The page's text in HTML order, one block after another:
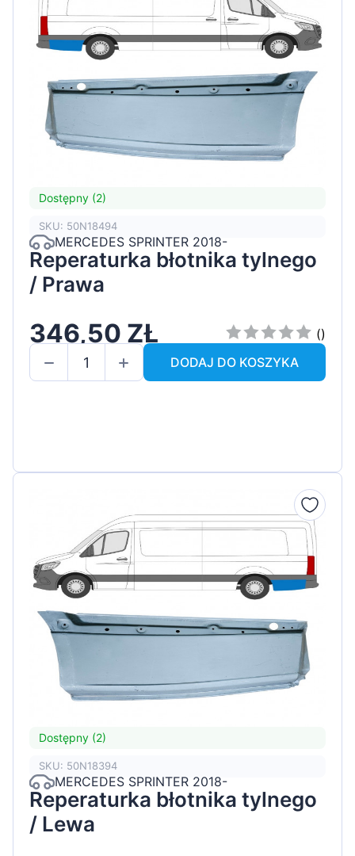
Dostępny (2)
SKU: 50N18494
MERCEDES SPRINTER 2018-
Reperaturka błotnika tylnego
/ Prawa
346,50 ZŁ
()
DODAJ DO KOSZYKA
Dostępny (2)
SKU: 50N18394
MERCEDES SPRINTER 2018-
Reperaturka błotnika tylnego
/ Lewa